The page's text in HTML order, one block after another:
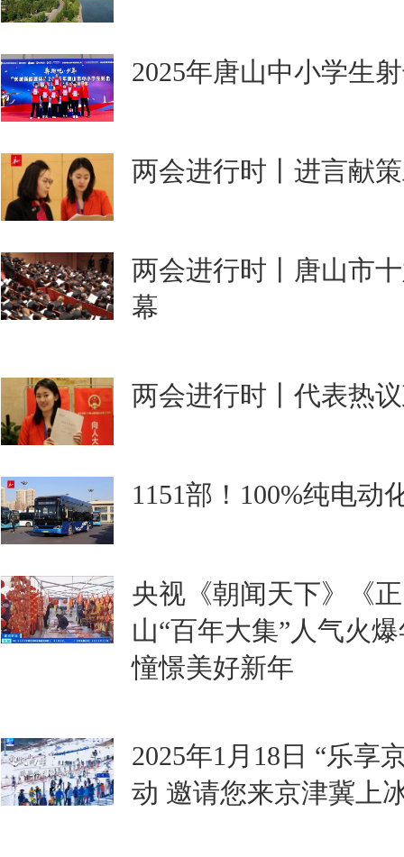
2025年唐山中小学生
两会进行时丨进言献
两会进行时丨唐山市
幕
两会进行时丨代表热
1151部！100%纯电动
央视《朝闻天下》《
山“百年大集”人气火
憧憬美好新年
2025年1月18日 “乐享
动 邀请您来京津冀上